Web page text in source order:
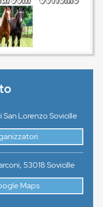
San Lorenzo Sovicille
, 53018Sovicille
Maps